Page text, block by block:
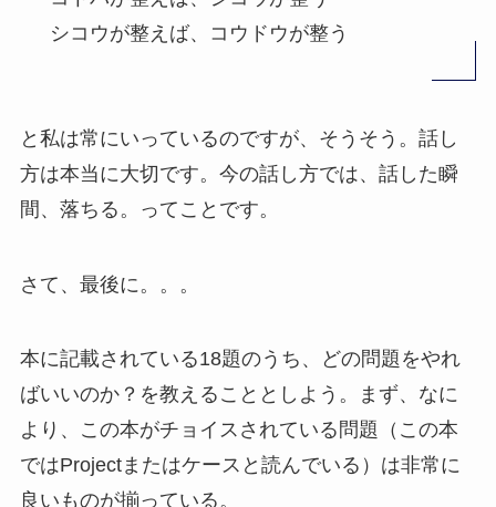
シコウが整えば、コウドウが整う
と私は常にいっているのですが、そうそう。話し
方は本当に大切です。今の話し方では、話した瞬
間、落ちる。ってことです。
さて、最後に。。。
本に記載されている18題のうち、どの問題をやれ
ばいいのか？を教えることとしよう。まず、なに
より、この本がチョイスされている問題（この本
ではProjectまたはケースと読んでいる）は非常に
良いものが揃っている。